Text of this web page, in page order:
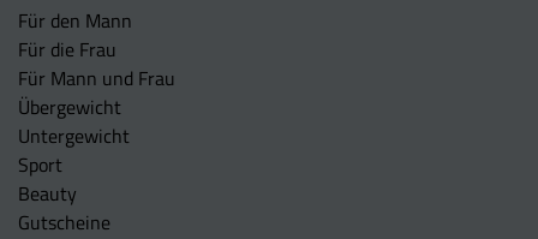
Für den Mann
Für die Frau
Für Mann und Frau
Übergewicht
Untergewicht
Sport
Beauty
Gutscheine